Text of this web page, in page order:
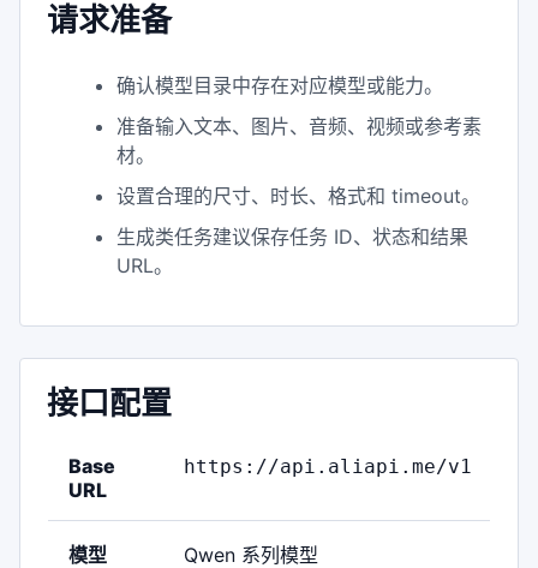
请求准备
确认模型目录中存在对应模型或能力。
准备输入文本、图片、音频、视频或参考素
材。
设置合理的尺寸、时长、格式和 timeout。
生成类任务建议保存任务 ID、状态和结果
URL。
接口配置
Base
URL
https://api.aliapi.me/v1
模型 Qwen 系列模型